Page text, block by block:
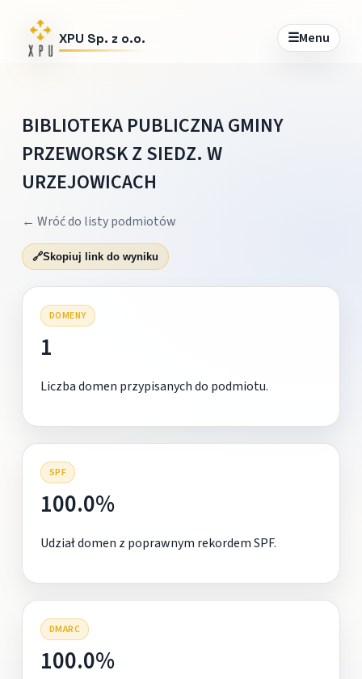
XPU Sp. z o.o. ☰Menu
BIBLIOTEKA PUBLICZNA GMINY
PRZEWORSK Z SIEDZ. W
URZEJOWICACH
← Wróć do listy podmiotów
🔗Skopiuj link do wyniku
DOMENY
1
Liczba domen przypisanych do podmiotu.
SPF
100.0%
Udział domen z poprawnym rekordem SPF.
DMARC
100.0%